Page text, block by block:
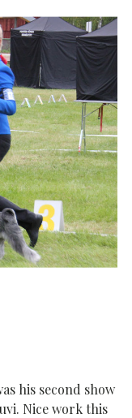
his second show
Nice work this